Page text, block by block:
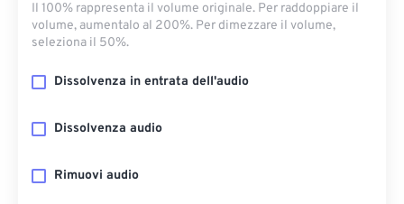
Il 100% rappresenta il volume originale. Per raddoppiare il
volume, aumentalo al 200%. Per dimezzare il volume,
seleziona il 50%.
Dissolvenza in entrata dell'audio
Dissolvenza audio
Rimuovi audio